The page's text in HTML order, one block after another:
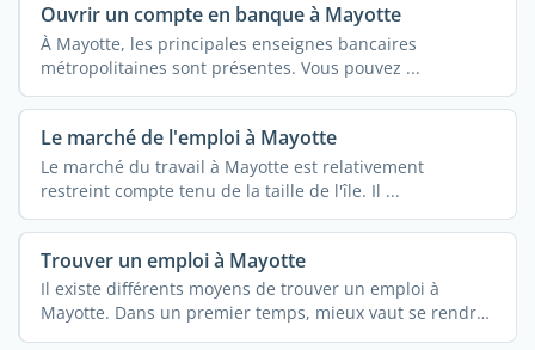
Ouvrir un compte en banque à Mayotte
À Mayotte, les principales enseignes bancaires
métropolitaines sont présentes. Vous pouvez ...
Le marché de l'emploi à Mayotte
Le marché du travail à Mayotte est relativement
restreint compte tenu de la taille de l'île. Il ...
Trouver un emploi à Mayotte
Il existe différents moyens de trouver un emploi à
Mayotte. Dans un premier temps, mieux vaut se rendre
...